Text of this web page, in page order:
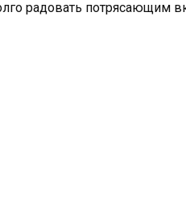
радовать потрясающим